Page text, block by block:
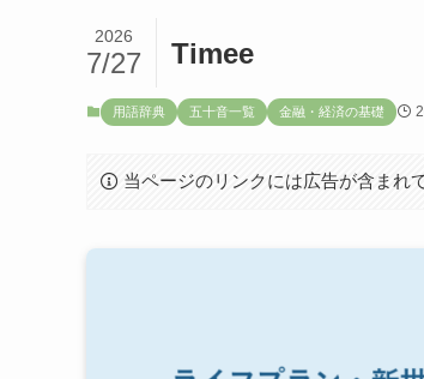
Timee
2026
7/27
用語辞典 五十音一覧 金融・経済の基礎
当ページのリンクには広告が含まれ